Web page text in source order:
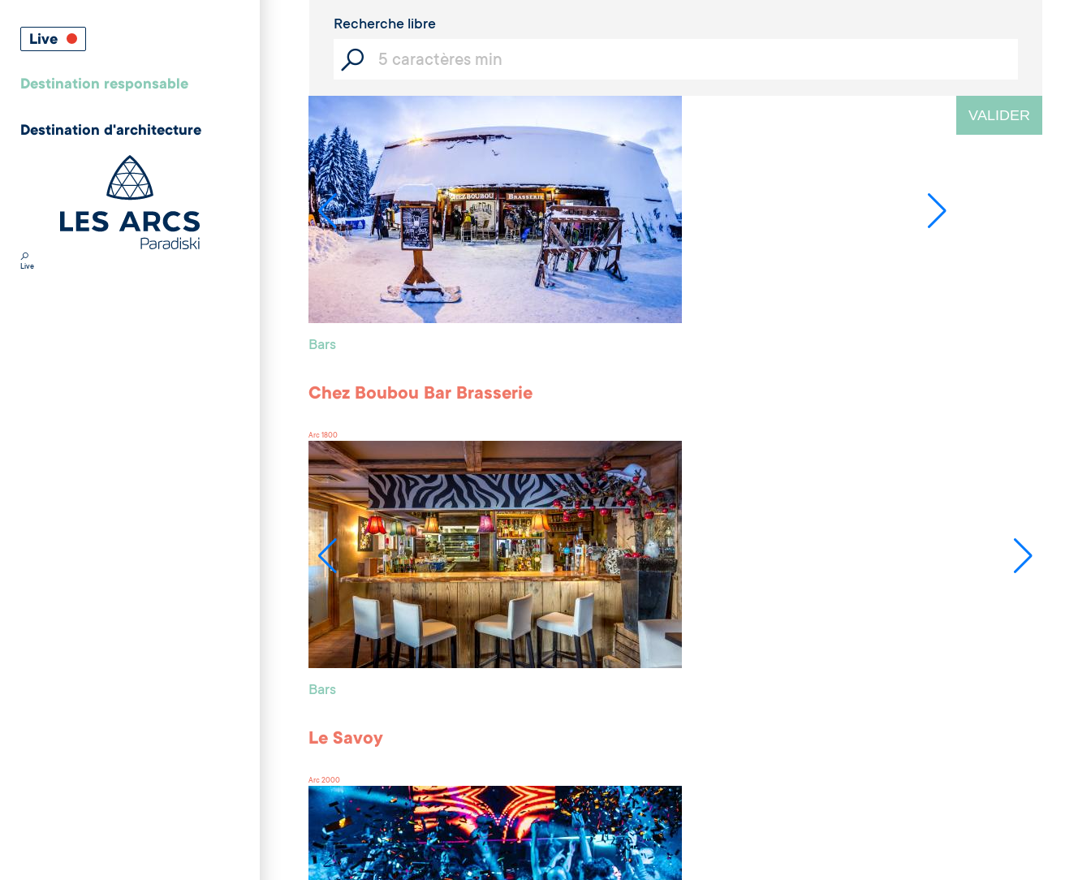
Live
Destination responsable
Destination d'architecture
Live
Recherche libre
VALIDER
Bars
Chez Boubou Bar Brasserie
Arc 1800
Bars
Le Savoy
Arc 2000